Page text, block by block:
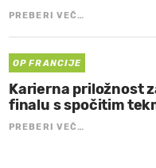
PREBERI VEČ…
OP FRANCIJE
Karierna priložnost
finalu s spočitim
PREBERI VEČ…